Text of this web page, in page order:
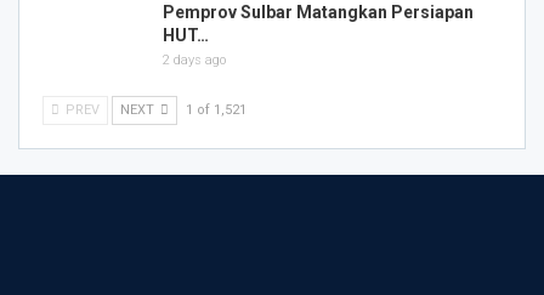
Pemprov Sulbar Matangkan Persiapan
HUT…
2 days ago
PREV NEXT 1 of 1,521